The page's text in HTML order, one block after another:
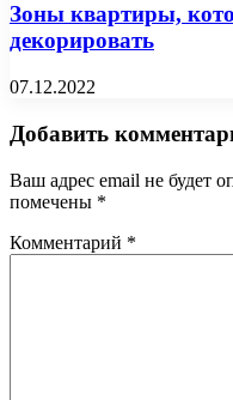
Зоны квартиры,
декорировать
07.12.2022
Добавить
Ваш адрес email не будет
помечены *
Комментарий *